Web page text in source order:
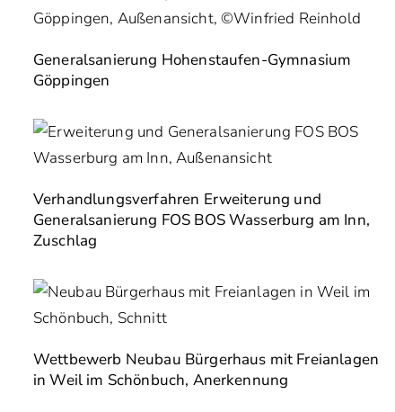
Generalsanierung Hohenstaufen-Gymnasium
Göppingen
Verhandlungsverfahren Erweiterung und
Generalsanierung FOS BOS Wasserburg am Inn,
Zuschlag
Wettbewerb Neubau Bürgerhaus mit Freianlagen
in Weil im Schönbuch, Anerkennung